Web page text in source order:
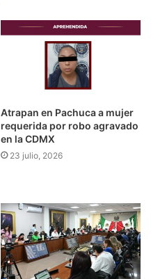
Atrapan en Pachuca a mujer
requerida por robo agravado
en la CDMX
23 julio, 2026